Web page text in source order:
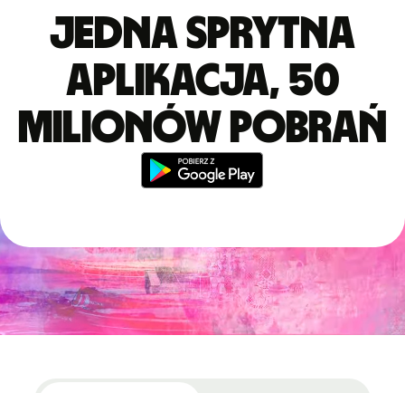
Jedna sprytna
aplikacja, 50
milionów pobrań